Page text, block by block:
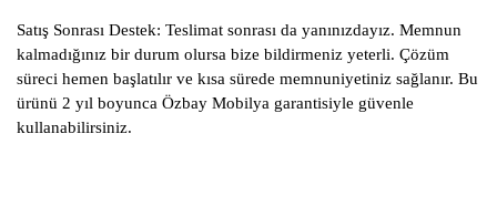
Satış Sonrası Destek: Teslimat sonrası da yanınızdayız. Memnun
kalmadığınız bir durum olursa bize bildirmeniz yeterli. Çözüm
süreci hemen başlatılır ve kısa sürede memnuniyetiniz sağlanır. Bu
ürünü 2 yıl boyunca Özbay Mobilya garantisiyle güvenle
kullanabilirsiniz.